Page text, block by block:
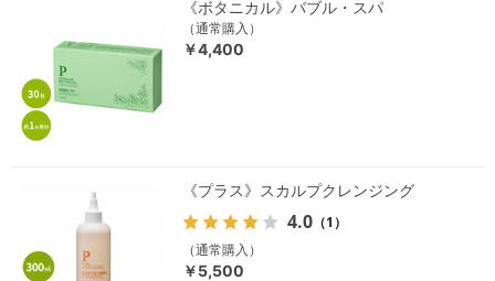
《ボタニカル》バブル・スパ
（通常購入）
￥4,400
《プラス》スカルプクレンジング
4.0 （1）
（通常購入）
￥5,500